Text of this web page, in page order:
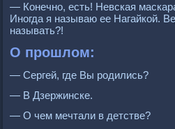
— Конечно, есть! Невская
Иногда я называю ее Нагайкой.
называть?!
О прошлом:
— Сергей, где Вы родились?
— В Дзержинске.
— О чем мечтали в детстве?